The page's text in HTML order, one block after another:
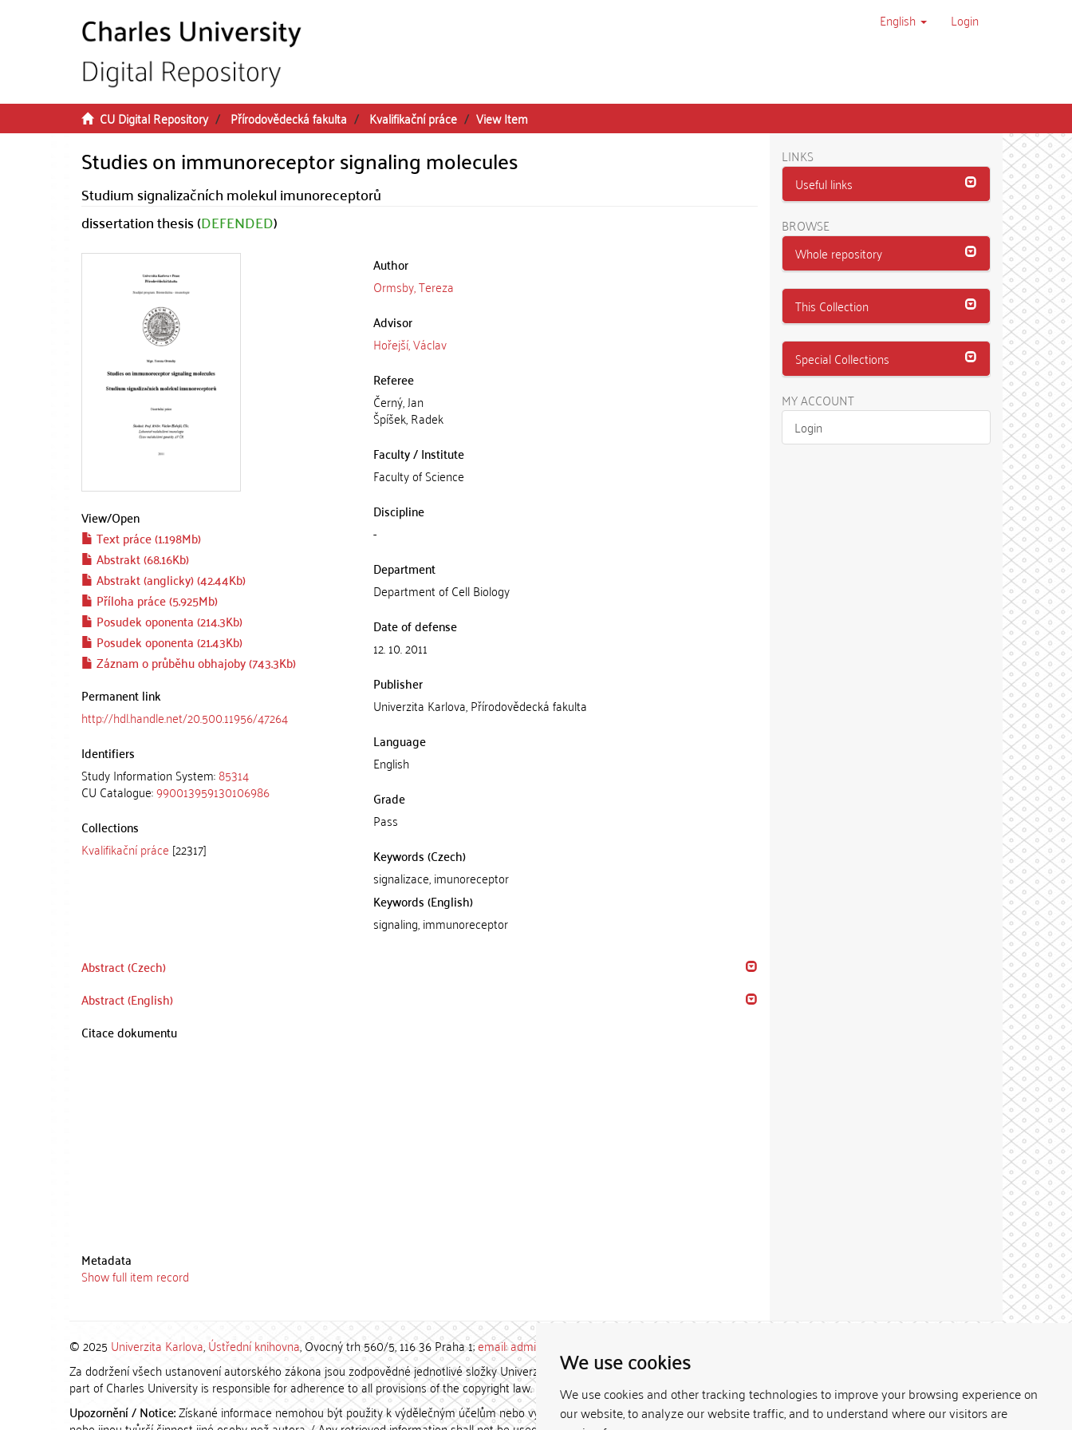
We use cookies
We use cookies and other tracking technologies to improve your browsing experience on
our website, to analyze our website traffic, and to understand where our visitors are
English Login
CU Digital Repository Přírodovědecká fakulta Kvalifikační práce View Item
Studies on immunoreceptor signaling molecules
Studium signalizačních molekul imunoreceptorů
dissertation thesis (DEFENDED)
View/Open
Text práce (1.198Mb)
Abstrakt (68.16Kb)
Abstrakt (anglicky) (42.44Kb)
Příloha práce (5.925Mb)
Posudek oponenta (214.3Kb)
Posudek oponenta (21.43Kb)
Záznam o průběhu obhajoby (743.3Kb)
Permanent link
http://hdl.handle.net/20.500.11956/47264
Identifiers
Study Information System:85314
CU Catalogue:990013959130106986
Collections
Kvalifikační práce [22317]
Author
Ormsby, Tereza
Advisor
Hořejší, Václav
Referee
Černý, Jan
Špíšek, Radek
Faculty / Institute
Faculty of Science
Discipline
-
Department
Department of Cell Biology
Date of defense
12. 10. 2011
Publisher
Univerzita Karlova, Přírodovědecká fakulta
Language
English
Grade
Pass
Keywords (Czech)
signalizace, imunoreceptor
Keywords (English)
signaling, immunoreceptor
Abstract (Czech)
Abstract (English)
Citace dokumentu
Metadata
Show full item record
LINKS
Useful links
BROWSE
Whole repository
This Collection
Special Collections
MY ACCOUNT
Login
© 2025 Univerzita Karlova,Ústřední knihovna, Ovocný trh 560/5, 116 36 Praha 1;email: admin-repozitar [at] cuni.cz
Za dodržení všech ustanovení autorského zákona jsou zodpovědné jednotlivé složky Univerzity Karlovy. / Each constituent
part of Charles University is responsible for adherence to all provisions of the copyright law.
Upozornění / Notice:Získané informace nemohou být použity k výdělečným účelům nebo vydávány za studijní, vědeckou